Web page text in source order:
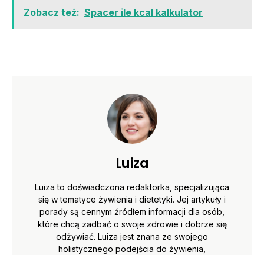
Zobacz też: Spacer ile kcal kalkulator
Luiza
Luiza to doświadczona redaktorka, specjalizująca
się w tematyce żywienia i dietetyki. Jej artykuły i
porady są cennym źródłem informacji dla osób,
które chcą zadbać o swoje zdrowie i dobrze się
odżywiać. Luiza jest znana ze swojego
holistycznego podejścia do żywienia,